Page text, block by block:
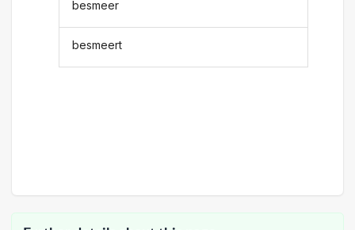
besmeer
besmeert